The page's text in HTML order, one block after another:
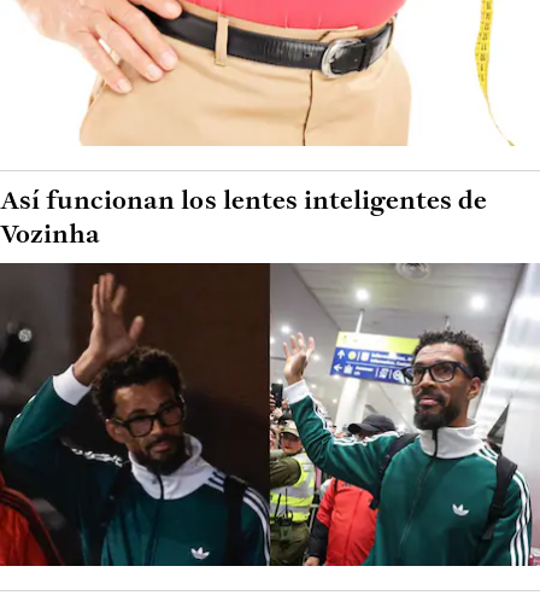
Así funcionan los lentes inteligentes de
Vozinha